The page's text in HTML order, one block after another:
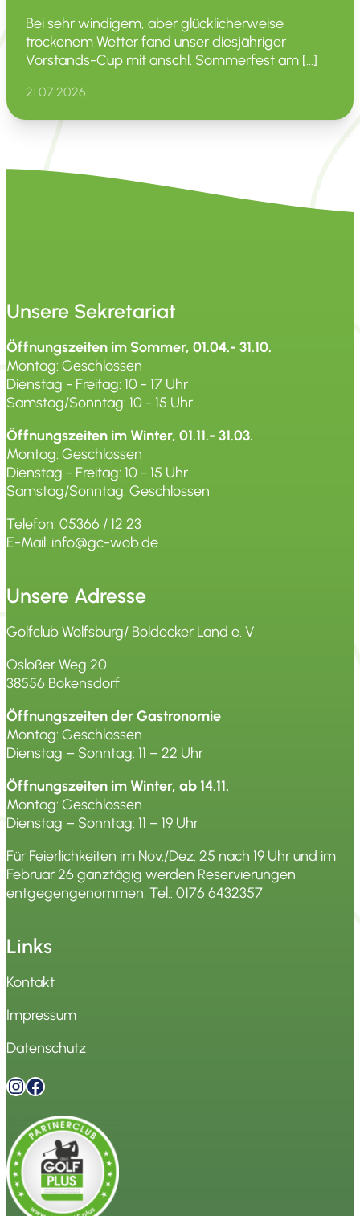
Bei sehr windigem, aber glück­li­cher­weise
trockenem Wetter fand unser diesjäh­riger
Vorstands-Cup mit anschl. Sommer­fest am […]
21.07.2026
Unsere Sekretariat
Öffnungszeiten im Sommer, 01.04.- 31.10.
Montag: Geschlossen
Dienstag - Freitag: 10 - 17 Uhr
Samstag/Sonntag: 10 - 15 Uhr
Öffnungszeiten im Winter, 01.11.- 31.03.
Montag: Geschlossen
Dienstag - Freitag: 10 - 15 Uhr
Samstag/Sonntag: Geschlossen
Telefon: 05366 / 12 23
E-Mail: info@gc-wob.de
Unsere Adresse
Golfclub Wolfsburg/ Boldecker Land e. V.
Osloßer Weg 20
38556 Bokensdorf
Öffnungszeiten der Gastronomie
Montag: Geschlossen
Dienstag – Sonntag: 11 – 22 Uhr
Öffnungszeiten im Winter, ab 14.11.
Montag: Geschlossen
Dienstag – Sonntag: 11 – 19 Uhr
Für Feierlichkeiten im Nov./Dez. 25 nach 19 Uhr und im
Februar 26 ganztägig werden Reservierungen
entgegengenommen. Tel.: 0176 6432357
Links
Kontakt
Impressum
Datenschutz
Instagram
Facebook